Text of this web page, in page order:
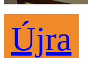
Újra